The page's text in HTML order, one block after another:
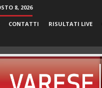
8, 2026
CONTATTI RISULTATI LIVE